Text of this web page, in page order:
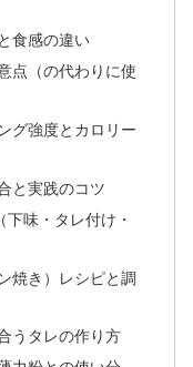
食感の違い
点（の代わりに使
グ強度とカロリー
と実践のコツ
味・タレ付け・
焼き）レシピと調
うタレの作り方